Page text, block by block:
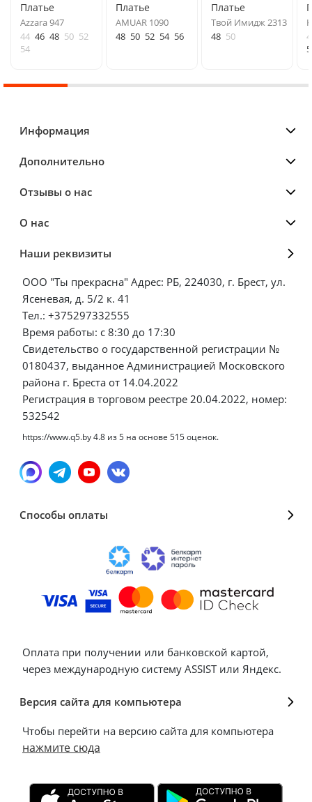
Платье
Azzara 947
44 46 48 50 52
54
Платье
AMUAR 1090
48 50 52 54 56
Платье
Твой Имидж 2313
48 50
Информация
Дополнительно
Отзывы о нас
О нас
Наши реквизиты
ООО "Ты прекрасна" Адрес: РБ, 224030, г. Брест, ул.
Ясеневая, д. 5/2 к. 41
Тел.: +375297332555
Время работы: с 8:30 до 17:30
Свидетельство о государственной регистрации №
0180437, выданное Администрацией Московского
района г. Бреста от 14.04.2022
Регистрация в торговом реестре 20.04.2022, номер:
532542
https://www.q5.by4.8 из5 на основе 515оценок.
Способы оплаты
Оплата при получении или банковской картой,
через международную систему ASSIST или Яндекс.
Версия сайта для компьютера
Чтобы перейти на версию сайта для компьютера
нажмите сюда